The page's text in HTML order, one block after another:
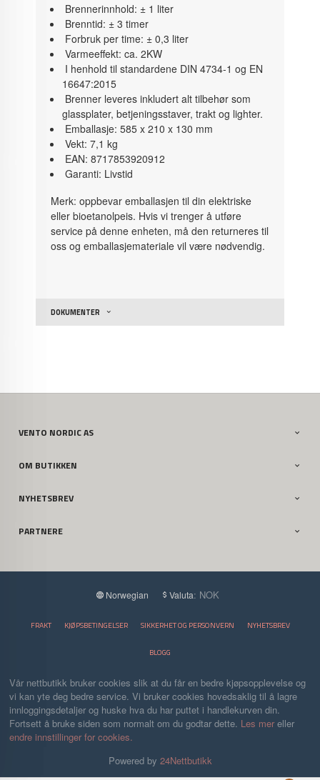
Brennerinnhold: ± 1 liter
Brenntid: ± 3 timer
Forbruk per time: ± 0,3 liter
Varmeeffekt: ca. 2KW
I henhold til standardene DIN 4734-1 og EN
16647:2015
Brenner leveres inkludert alt tilbehør som
glassplater, betjeningsstaver, trakt og lighter.
Emballasje: 585 x 210 x 130 mm
Vekt: 7,1 kg
EAN: 8717853920912
Garanti: Livstid
Merk: oppbevar emballasjen til din elektriske
eller bioetanolpeis. Hvis vi trenger å utføre
service på denne enheten, må den returneres til
oss og emballasjemateriale vil være nødvendig.
DOKUMENTER
VENTO NORDIC AS
OM BUTIKKEN
NYHETSBREV
PARTNERE
Norwegian Valuta: NOK
FRAKT KJØPSBETINGELSER SIKKERHET OG PERSONVERN NYHETSBREV
BLOGG
Vår nettbutikk bruker cookies slik at du får en bedre kjøpsopplevelse og
vi kan yte deg bedre service. Vi bruker cookies hovedsaklig til å lagre
innloggingsdetaljer og huske hva du har puttet i handlekurven din.
Fortsett å bruke siden som normalt om du godtar dette. Les mer eller
endre innstillinger for cookies.
Powered by 24Nettbutikk